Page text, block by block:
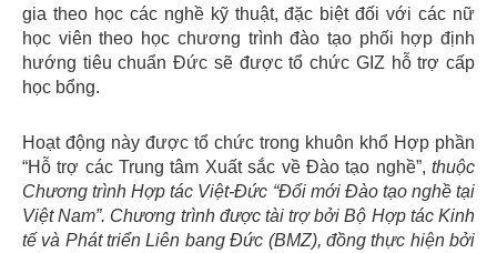
gia theo học các nghề kỹ thuật, đặc biệt đối với các nữ
học viên theo học chương trình đào tạo phối hợp định
hướng tiêu chuẩn Đức sẽ được tổ chức GIZ hỗ trợ cấp
học bổng.
Hoạt động này được tổ chức trong khuôn khổ Hợp phần
“Hỗ trợ các Trung tâm Xuất sắc về Đào tạo nghề”, thuộc
Chương trình Hợp tác Việt-Đức “Đổi mới Đào tạo nghề tại
Việt Nam”. Chương trình được tài trợ bởi Bộ Hợp tác Kinh
tế và Phát triển Liên bang Đức (BMZ), đồng thực hiện bởi